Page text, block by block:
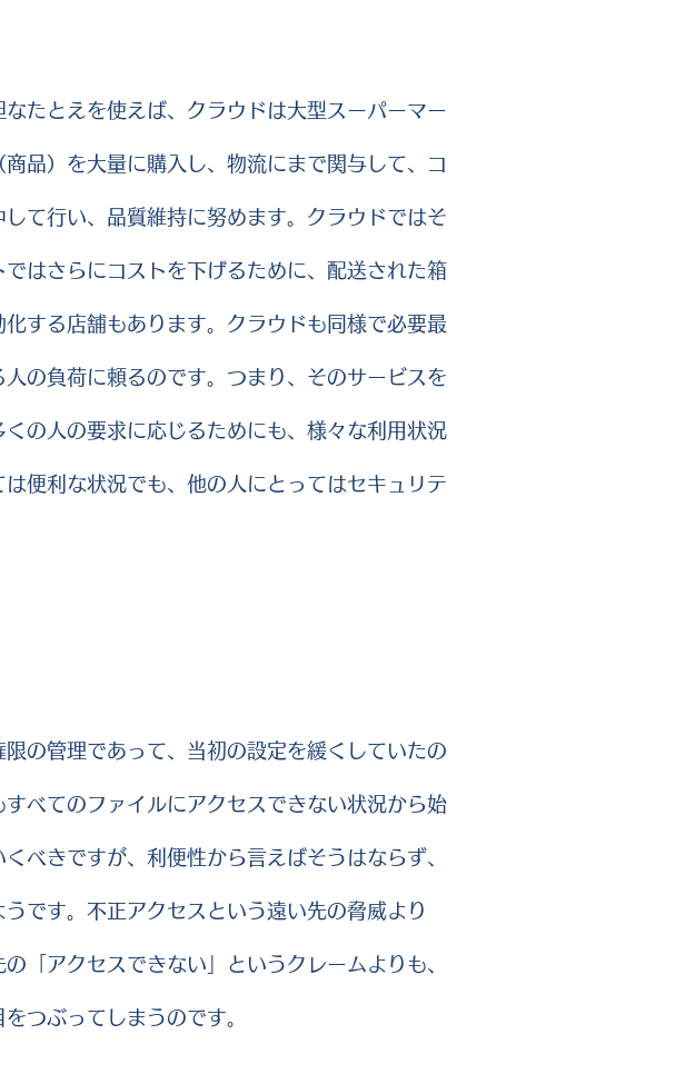
たとえを使えば、クラウドは大型スーパーマー
品）を大量に購入し、物流にまで関与して、コ
て行い、品質維持に努めます。クラウドではそ
はさらにコストを下げるために、配送された箱
する店舗もあります。クラウドも同様で必要最
の負荷に頼るのです。つまり、そのサービスを
の人の要求に応じるためにも、様々な利用状況
便利な状況でも、他の人にとってはセキュリテ
の管理であって、当初の設定を緩くしていたの
べてのファイルにアクセスできない状況から始
べきですが、利便性から言えばそうはならず、
です。不正アクセスという遠い先の脅威より
「アクセスできない」というクレームよりも、
つぶってしまうのです。